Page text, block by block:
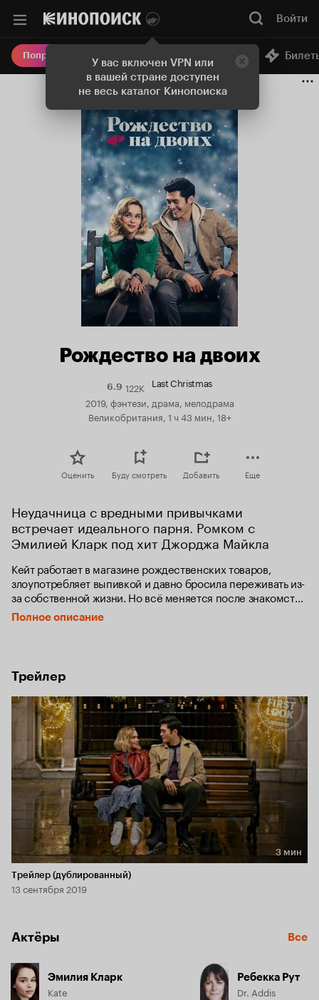
У вас включен VPN или
в вашей стране доступен
не весь каталог Кинопоиска
Войти
Попробовать Плюс Онлайн-кинотеатр
Рождество на двоих
6.9Рейтинг
Кинопоиска
6.9
122K Last Christmas
2019, фэнтези, драма, мелодрама
Великобритания, 1 ч 43 мин, 18+
Оценить Буду смотреть Добавить Еще
Неудачница с вредными привычками
встречает идеального парня. Ромком с
Эмилией Кларк под хит Джорджа Майкла
Кейт работает в магазине рождественских товаров,
злоупотребляет выпивкой и давно бросила переживать из-
за собственной жизни. Но всё меняется после знакомства
с милым и очаровательным Томом.
Полное описание
Трейлер
Длительность 3 мин
3 мин
Трейлер (дублированный)
13 сентября 2019
Актёры Все
Эмилия Кларк
Kate
Ребекка Рут
Dr. Addis